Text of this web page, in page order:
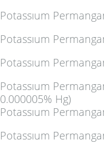
Potassıum
Potassıum
Potassıum
Potassıum
0.000005% Hg)
Potassıum
Potassıum